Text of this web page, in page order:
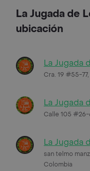
La Jugada de
ubicación
La Jugada
Cra. 19 #55-
La Jugada
Calle 105 #26-
La Jugada
san telmo
Colombia